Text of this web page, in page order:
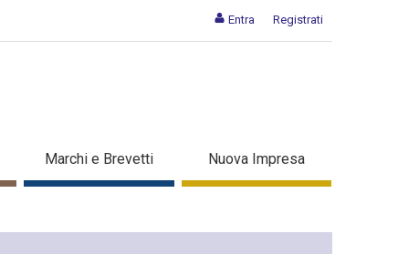
Entra Registrati
Marchi e Brevetti Nuova Impresa